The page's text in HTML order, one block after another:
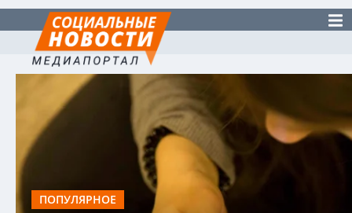
ПОПУЛЯРНОЕ